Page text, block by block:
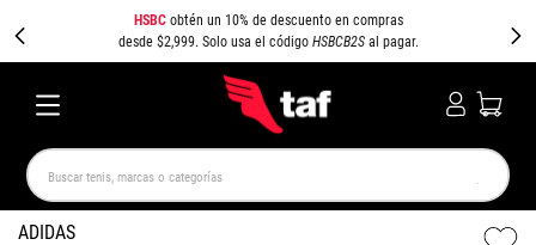
HSBCobtén un 10% de descuento en compras
desde $2,999. Solo usa el código HSBCB2Sal pagar.
Buscar tenis, marcas o categorías
ADIDAS
TÉRMINOS MÁS BUSCADOS